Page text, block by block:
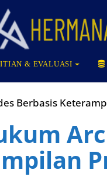
& EVALUASI
Berbasis